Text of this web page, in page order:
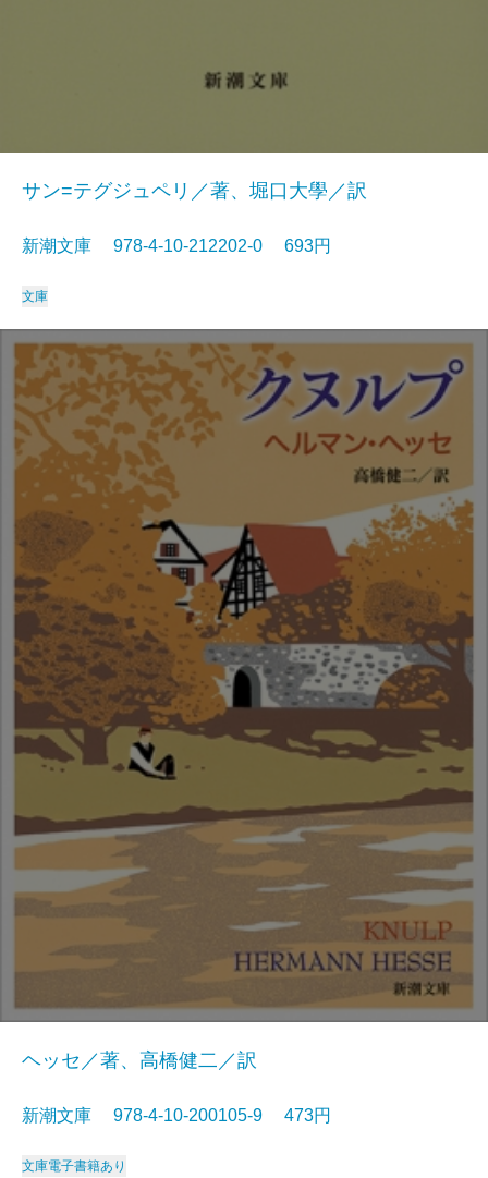
サン=テグジュペリ／著、堀口大學／訳
新潮文庫 978-4-10-212202-0 693円
文庫
ヘッセ／著、高橋健二／訳
新潮文庫 978-4-10-200105-9 473円
文庫電子書籍あり